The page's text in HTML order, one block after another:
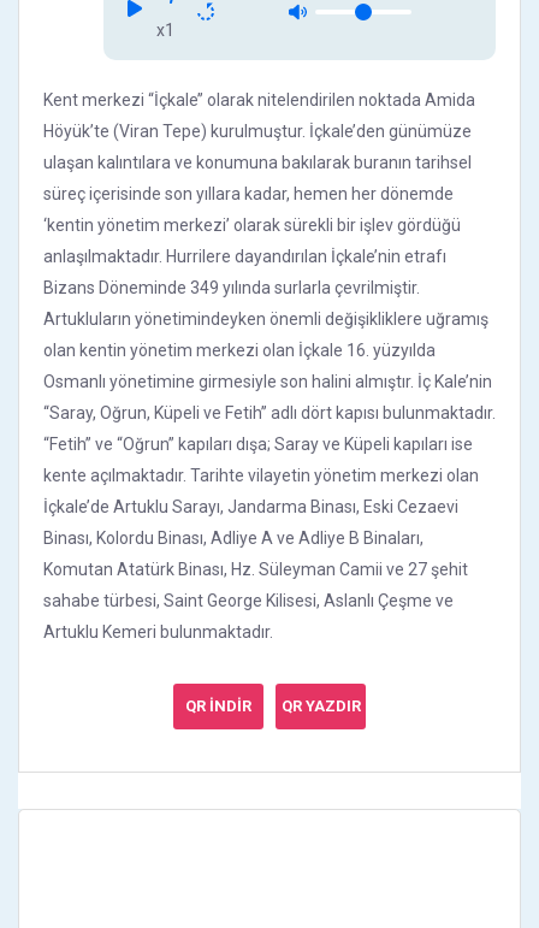
x1
Kent merkezi “İçkale’’ olarak nitelendirilen noktada Amida
Höyük’te (Viran Tepe) kurulmuştur. İçkale’den günümüze
ulaşan kalıntılara ve konumuna bakılarak buranın tarihsel
süreç içerisinde son yıllara kadar, hemen her dönemde
‘kentin yönetim merkezi’ olarak sürekli bir işlev gördüğü
anlaşılmaktadır. Hurrilere dayandırılan İçkale’nin etrafı
Bizans Döneminde 349 yılında surlarla çevrilmiştir.
Artukluların yönetimindeyken önemli değişikliklere uğramış
olan kentin yönetim merkezi olan İçkale 16. yüzyılda
Osmanlı yönetimine girmesiyle son halini almıştır. İç Kale’nin
‘‘Saray, Oğrun, Küpeli ve Fetih’’ adlı dört kapısı bulunmaktadır.
“Fetih” ve “Oğrun” kapıları dışa; Saray ve Küpeli kapıları ise
kente açılmaktadır. Tarihte vilayetin yönetim merkezi olan
İçkale’de Artuklu Sarayı, Jandarma Binası, Eski Cezaevi
Binası, Kolordu Binası, Adliye A ve Adliye B Binaları,
Komutan Atatürk Binası, Hz. Süleyman Camii ve 27 şehit
sahabe türbesi, Saint George Kilisesi, Aslanlı Çeşme ve
Artuklu Kemeri bulunmaktadır.
QR İNDİR QR YAZDIR